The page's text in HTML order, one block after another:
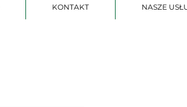
KONTAKT NASZE